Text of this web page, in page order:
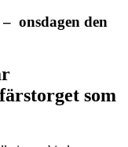
onsdagen den
som